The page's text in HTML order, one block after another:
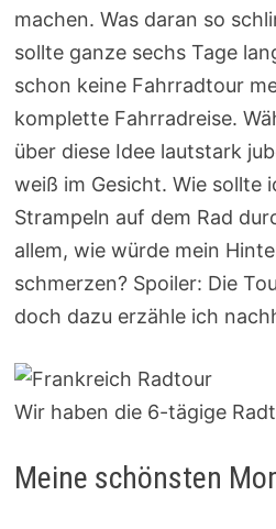
machen. Was daran so
sollte ganze sechs Tage
schon keine Fahrradtour
komplette Fahrradreise.
über diese Idee lautstark
weiß im Gesicht. Wie sollte
Strampeln auf dem Rad
allem, wie würde mein
schmerzen? Spoiler: Die
doch dazu erzähle ich
Wir haben die 6-tägige
Meine schönsten